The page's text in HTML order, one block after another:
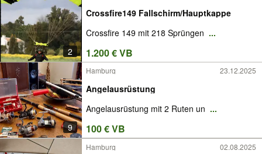
2
Crossfire149 Fallschirm/Hauptkappe
Crossfire 149 mit 218 Sprüngen ...
1.200 € VB
9
Hamburg 23.12.2025
Angelausrüstung
Angelausrüstung mit 2 Ruten un ...
100 € VB
Hamburg 02.08.2025